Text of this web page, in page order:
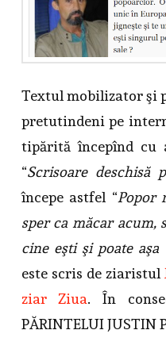
Textul mobilizator şi
pretutindeni pe
tipărită începînd cu
“Scrisoare deschisă
începe astfel “Popor
sper ca măcar acum,
cine eşti şi poate
este scris de ziaristul
ziar Ziua. În
PĂRINTELUI JUSTIN